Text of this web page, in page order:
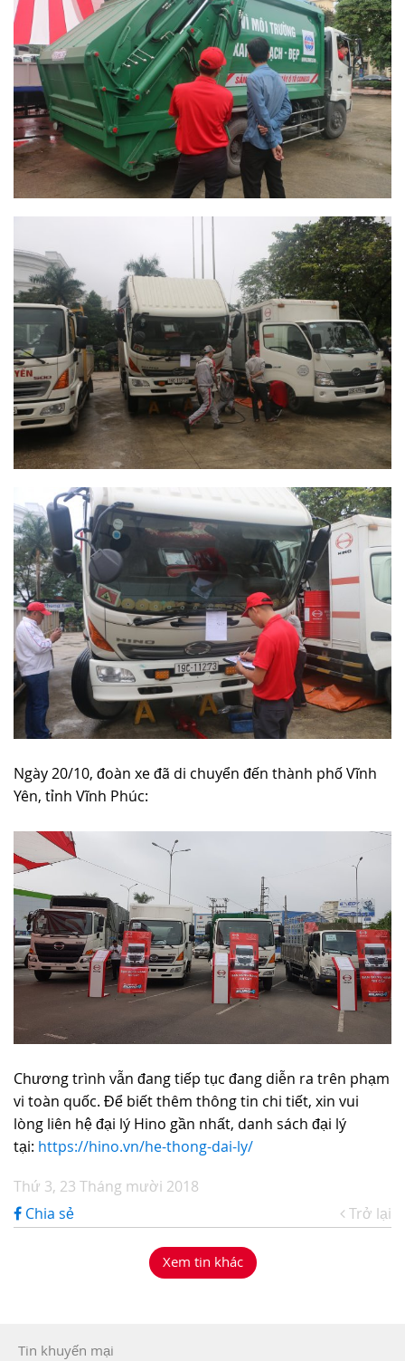
Ngày 20/10, đoàn xe đã di chuyển đến thành phố Vĩnh
Yên, tỉnh Vĩnh Phúc:
Chương trình vẫn đang tiếp tục đang diễn ra trên phạm
vi toàn quốc. Để biết thêm thông tin chi tiết, xin vui
lòng liên hệ đại lý Hino gần nhất, danh sách đại lý
tại: https://hino.vn/he-thong-dai-ly/
Thứ 3, 23 Tháng mười 2018
Chia sẻ
Trở lại
Xem tin khác
Tin khuyến mại